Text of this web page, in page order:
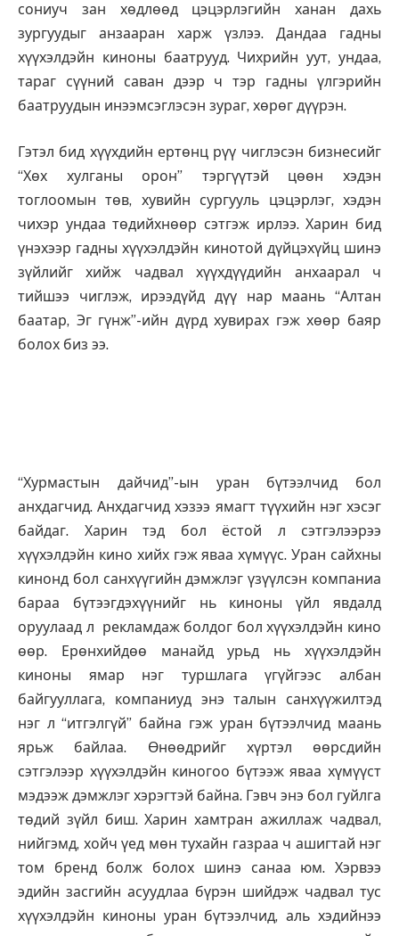
сониуч зан хөдлөөд цэцэрлэгийн ханан дахь
зургуудыг анзааран харж үзлээ. Дандаа гадны
хүүхэлдэйн киноны баатрууд. Чихрийн уут, ундаа,
тараг сүүний саван дээр ч тэр гадны үлгэрийн
баатруудын инээмсэглэсэн зураг, хөрөг дүүрэн.
Гэтэл бид хүүхдийн ертөнц рүү чиглэсэн бизнесийг
“Хөх хулганы орон” тэргүүтэй цөөн хэдэн
тоглоомын төв, хувийн сургууль цэцэрлэг, хэдэн
чихэр ундаа төдийхнөөр сэтгэж ирлээ. Харин бид
үнэхээр гадны хүүхэлдэйн кинотой дүйцэхүйц шинэ
зүйлийг хийж чадвал хүүхдүүдийн анхаарал ч
тийшээ чиглэж, ирээдүйд дүү нар маань “Алтан
баатар, Эг гүнж”-ийн дүрд хувирах гэж хөөр баяр
болох биз ээ.
“Хурмастын дайчид”-ын уран бүтээлчид бол
анхдагчид. Анхдагчид хэзээ ямагт түүхийн нэг хэсэг
байдаг. Харин тэд бол ёстой л сэтгэлээрээ
хүүхэлдэйн кино хийх гэж яваа хүмүүс. Уран сайхны
кинонд бол санхүүгийн дэмжлэг үзүүлсэн компаниа
бараа бүтээгдэхүүнийг нь киноны үйл явдалд
оруулаад л рекламдаж болдог бол хүүхэлдэйн кино
өөр. Ерөнхийдөө манайд урьд нь хүүхэлдэйн
киноны ямар нэг туршлага үгүйгээс албан
байгууллага, компаниуд энэ талын санхүүжилтэд
нэг л “итгэлгүй” байна гэж уран бүтээлчид маань
ярьж байлаа. Өнөөдрийг хүртэл өөрсдийн
сэтгэлээр хүүхэлдэйн киногоо бүтээж яваа хүмүүст
мэдээж дэмжлэг хэрэгтэй байна. Гэвч энэ бол гуйлга
төдий зүйл биш. Харин хамтран ажиллаж чадвал,
нийгэмд, хойч үед мөн тухайн газраа ч ашигтай нэг
том бренд болж болох шинэ санаа юм. Хэрвээ
эдийн засгийн асуудлаа бүрэн шийдэж чадвал тус
хүүхэлдэйн киноны уран бүтээлчид, аль хэдийнээ